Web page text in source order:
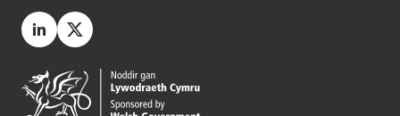
LinkedIn
X.com